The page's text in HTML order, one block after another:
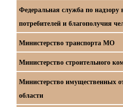
Федеральная служба по
потребителей и благополучия
Министерство транспорта МО
Министерство строительного
Министерство имущественных
области